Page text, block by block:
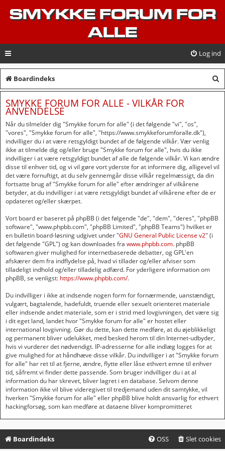
SMYKKE FORUM FOR
ALLE
Log ind
Boardindeks
ø
SMYKKE FORUM FOR ALLE - VILKÅR FOR
ANVENDELSE
Når du tilmelder dig "Smykke forum for alle" (i det følgende "vi", "os",
"vores", "Smykke forum for alle", "https://www.smykkeforumforalle.dk"),
indvilliger du i at være retsgyldigt bundet af de følgende vilkår. Vær venlig
ikke at tilmelde dig og/eller bruge "Smykke forum for alle", hvis du ikke
indvilliger i at være retsgyldigt bundet af alle de følgende vilkår. Vi kan ændre
disse til enhver tid, og vi vil gøre vort yderste for at informere dig, alligevel vil
det være fornuftigt, at du selv gennemgår disse vilkår regelmæssigt, da din
fortsatte brug af "Smykke forum for alle" efter ændringer af vilkårene
betyder, at du indvilliger i at være retsgyldigt bundet af vilkårene efter de er
opdateret og/eller skærpet.
Vort board er baseret på phpBB (i det følgende "de", "dem", "deres", "phpBB
software", "www.phpbb.com", "phpBB Limited", "phpBB Teams") hvilket er
en bulletin board-løsning udgivet under "GNU General Public License v2" (i
det følgende "GPL") og kan downloades fra www.phpbb.com. phpBB
softwaren giver mulighed for internetbaserede debatter, og GPL'en
afskærer dem fra indflydelse på, hvad vi tillader og/eller afviser som
tilladeligt indhold og/eller tilladelig adfærd. For yderligere information om
phpBB, se venligst: https://www.phpbb.com/.
Du indvilliger i ikke at indsende nogen form for fornærmende, uanstændigt,
vulgært, bagtalende, hadefuldt, truende eller sexuelt orienteret materiale
eller indsende andet materiale, som er i strid med lovgivningen, det være sig
i dit eget land, landet hvor "Smykke forum for alle" er hostet eller
international lovgivning. Gør du dette, kan dette medføre, at du øjeblikkeligt
og permanent bliver udelukket, med besked herom til din Internet-udbyder,
hvis vi vurderer det nødvendigt. IP-adresserne for alle indlæg logges for at
give mulighed for at håndhæve disse vilkår. Du indvilliger i at "Smykke forum
for alle" har ret til at fjerne, ændre, flytte eller låse ethvert emne til enhver
tid, såfremt vi finder dette passende. Som bruger indvilliger du i at al
information du har skrevet, bliver lagret i en database. Selvom denne
information ikke vil blive videregivet til tredjemand uden dit samtykke, vil
hverken "Smykke forum for alle" eller phpBB blive holdt ansvarlig for ethvert
hackingforsøg, som kan medføre at dataene bliver kompromitteret
Boardindeks Slet cookies
OSS